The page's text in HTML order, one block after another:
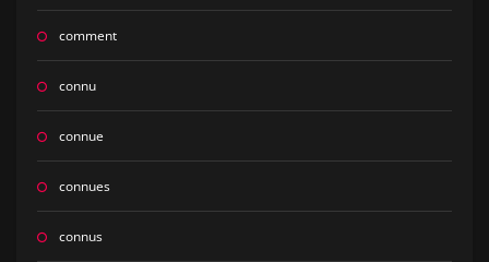
comment
connu
connue
connues
connus